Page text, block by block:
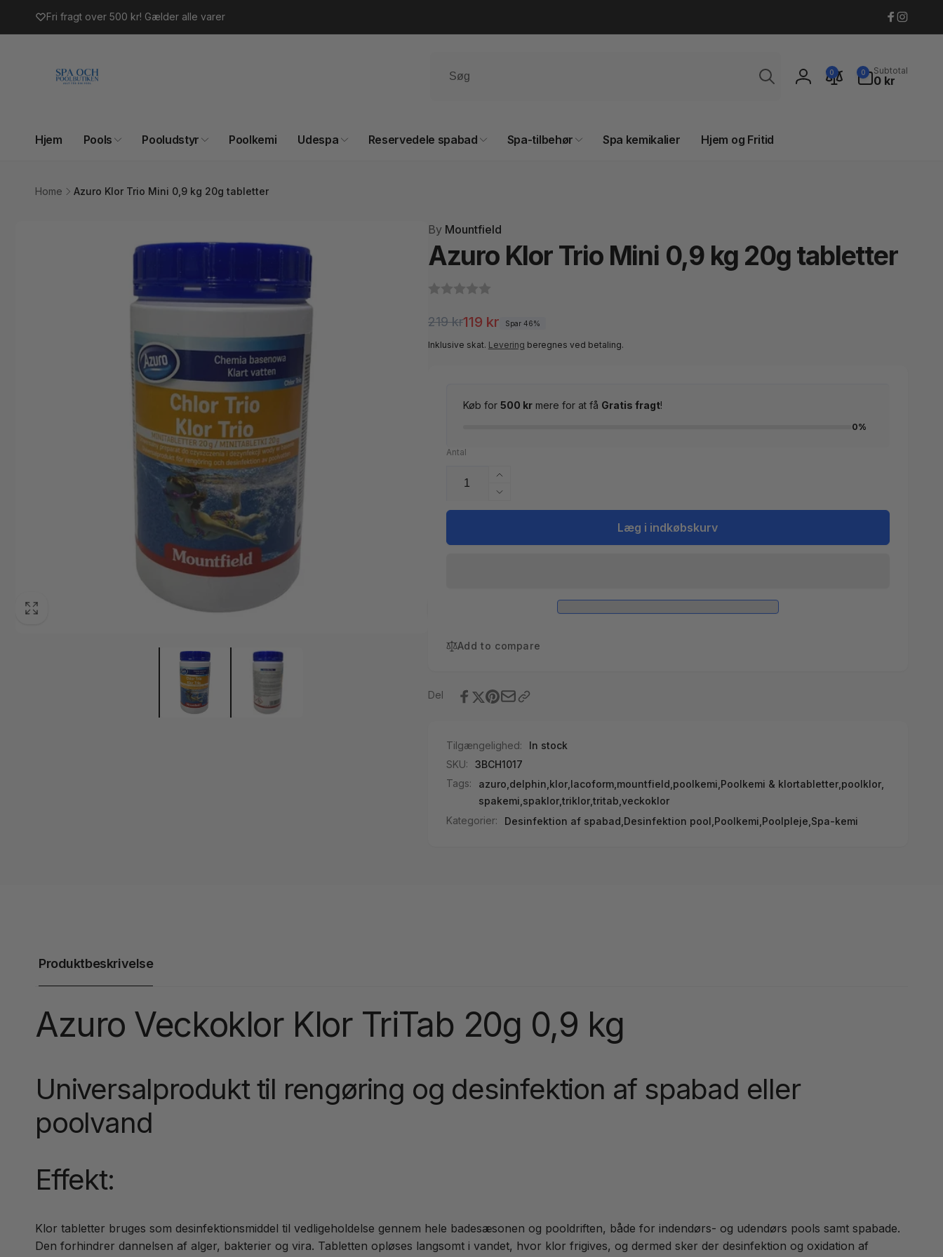
indhold Fri fragt over 500 kr! Gælder alle varer
Facebook
Log
0 0
varer
Subtotal
0 kr
Hjem Pools Pooludstyr Poolkemi Udespa Reservedele spabad Spa-tilbehør Spa kemikalier Hjem og Fritid
Home Azuro Klor Trio Mini 0,9 kg 20g tabletter
ByMountfield
Azuro Klor Trio Mini 0,9 kg 20g tabletter
Normalpris
219 kr
Udsalgspris
119 kr Spar 46%
Inklusive skat. Levering beregnes ved betaling.
Køb for 500 krmere for at få Gratis fragt!
0%
Antal
Øg
antallet
for
Reducer
antallet
Azuro
tabletter
Læg i indkøbskurv
Add to compare
Del
Tilgængelighed:
In stock
SKU:
3BCH1017
Tags:
azuro delphin klor, lacoform, mountfield poolkemi Poolkemi & klortabletter, poolklor,
spakemi spaklor, triklor, tritab veckoklor
Kategorier:
Desinfektion af spabad, Desinfektion pool, Poolkemi, Poolpleje, Spa-kemi
Produktbeskrivelse
Azuro Veckoklor Klor TriTab 20g 0,9 kg
Universalprodukt til rengøring og desinfektion af spabad eller
poolvand
Effekt:
Klor tabletter bruges som desinfektionsmiddel til vedligeholdelse gennem hele badesæsonen og pooldriften, både for indendørs- og udendørs pools samt spabade.
Den forhindrer dannelsen af alger, bakterier og vira. Tabletten opløses langsomt i vandet, hvor klor frigives, og dermed sker der desinfektion og oxidation af